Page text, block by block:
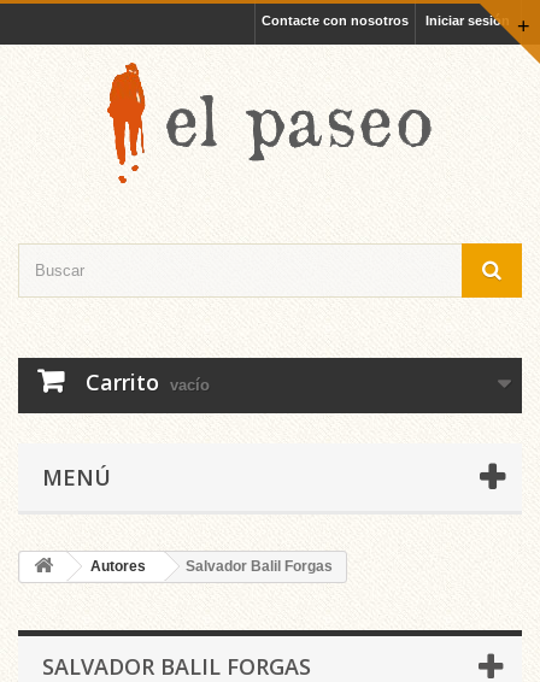
+
Iniciar sesión
Contacte con nosotros
Carrito vacío
MENÚ
Autores Salvador Balil Forgas
SALVADOR BALIL FORGAS